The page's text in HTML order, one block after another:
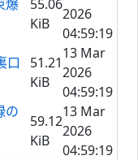
爆
55.06
KiB
2026
04:59:19
口
51.21
KiB
13 Mar
2026
04:59:19
の
59.12
KiB
13 Mar
2026
04:59:19